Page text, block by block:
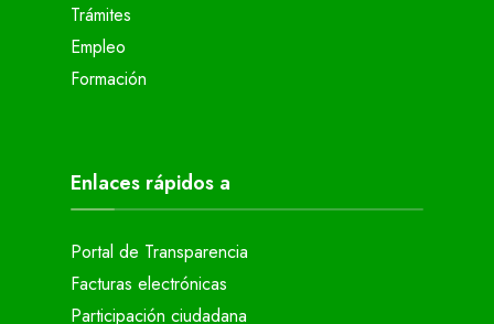
Trámites
Empleo
Formación
Enlaces rápidos a
Portal de Transparencia
Facturas electrónicas
Participación ciudadana